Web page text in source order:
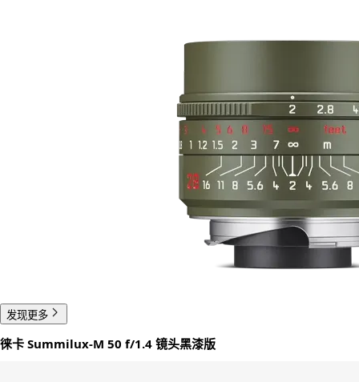
发现更多
徕卡 Summilux-M 50 f/1.4 镜头黑漆版